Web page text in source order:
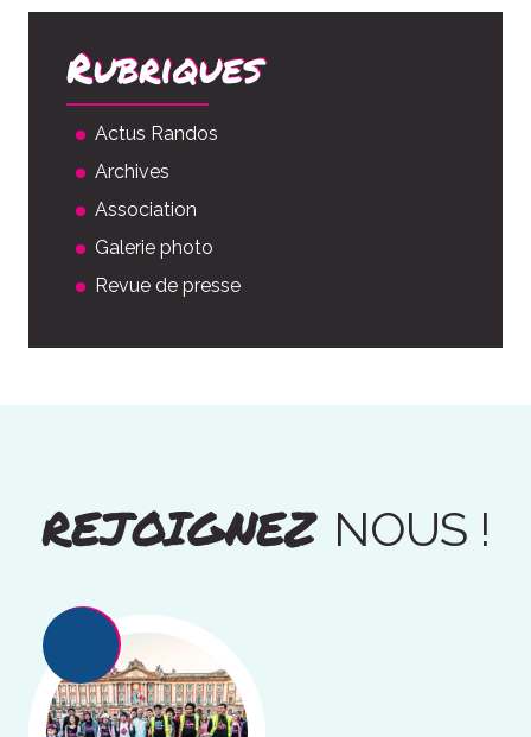
Rubriques
Actus Randos
Archives
Association
Galerie photo
Revue de presse
REJOIGNEZ NOUS !